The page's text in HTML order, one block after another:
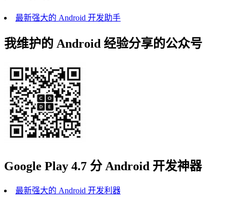
最新强大的 Android 开发助手
我维护的 Android 经验分享的公众号
Google Play 4.7 分 Android 开发神器
最新强大的 Android 开发利器